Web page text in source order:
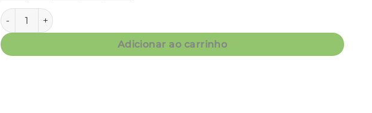
Kaftan Manga - Fluity Coqueiros - Col. Areia e Alma quantidade
Adicionar ao carrinho